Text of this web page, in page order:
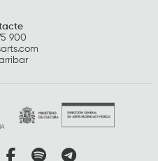
900
youtube
a twitter
Link a facebook
Link a spotify
Link a